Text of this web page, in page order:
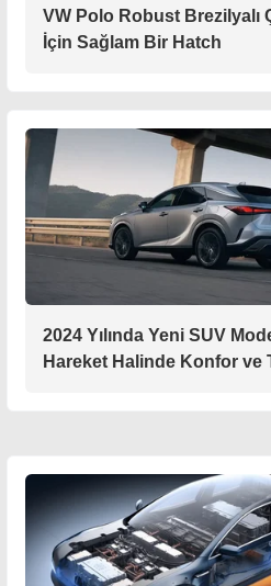
VW Polo Robust Brezilyalı
İçin Sağlam Bir Hatch
2024 Yılında Yeni SUV
Hareket Halinde Konfor ve